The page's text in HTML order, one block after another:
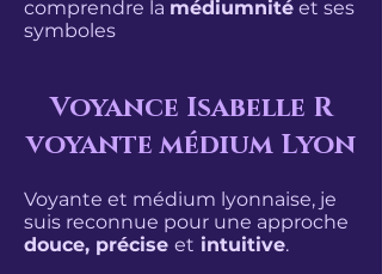
comprendre la médiumnité et ses
symboles
Voyance Isabelle R
voyante médium Lyon
Voyante et médium lyonnaise, je
suis reconnue pour une approche
douce, précise et intuitive.